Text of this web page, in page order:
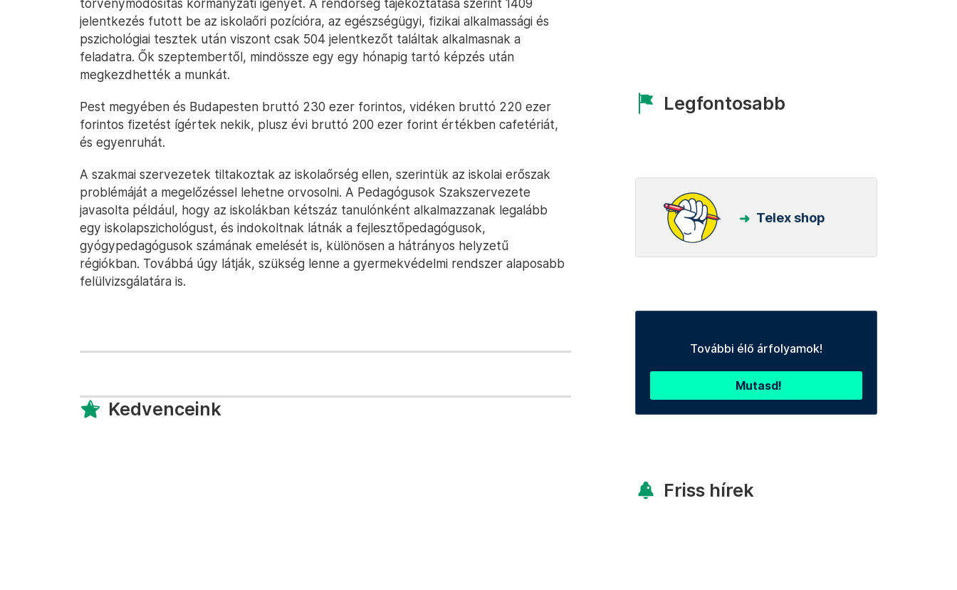
törvénymódosítás kormányzati igényét. A rendőrség tájékoztatása szerint 1409
jelentkezés futott be az iskolaőri pozícióra, az egészségügyi, fizikai alkalmassági és
pszichológiai tesztek után viszont csak 504 jelentkezőt találtak alkalmasnak a
feladatra. Ők szeptembertől, mindössze egy egy hónapig tartó képzés után
megkezdhették a munkát.
Pest megyében és Budapesten bruttó 230 ezer forintos, vidéken bruttó 220 ezer
forintos fizetést ígértek nekik, plusz évi bruttó 200 ezer forint értékben cafetériát,
és egyenruhát.
A szakmai szervezetek tiltakoztak az iskolaőrség ellen, szerintük az iskolai erőszak
problémáját a megelőzéssel lehetne orvosolni. A Pedagógusok Szakszervezete
javasolta például, hogy az iskolákban kétszáz tanulónként alkalmazzanak legalább
egy iskolapszichológust, és indokoltnak látnák a fejlesztőpedagógusok,
gyógypedagógusok számának emelését is, különösen a hátrányos helyzetű
régiókban. Továbbá úgy látják, szükség lenne a gyermekvédelmi rendszer alaposabb
felülvizsgálatára is.
Kedvenceink
Legfontosabb
Telex shop
További élő árfolyamok!
Mutasd!
Friss hírek